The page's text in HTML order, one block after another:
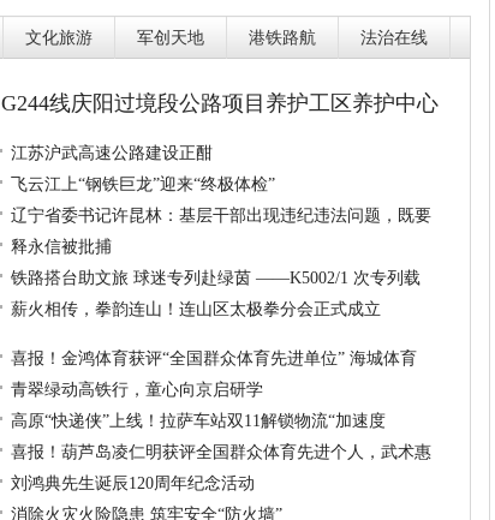
文化旅游 军创天地 港铁路航 法治在线
G244线庆阳过境段公路项目养护工区养护中心
江苏沪武高速公路建设正酣
飞云江上“钢铁巨龙”迎来“终极体检”
辽宁省委书记许昆林：基层干部出现违纪违法问题，既要
释永信被批捕
铁路搭台助文旅 球迷专列赴绿茵 ——K5002/1 次专列载
薪火相传，拳韵连山！连山区太极拳分会正式成立
喜报！金鸿体育获评“全国群众体育先进单位” 海城体育
青翠绿动高铁行，童心向京启研学
高原“快递侠”上线！拉萨车站双11解锁物流“加速度
喜报！葫芦岛凌仁明获评全国群众体育先进个人，武术惠
刘鸿典先生诞辰120周年纪念活动
消除火灾火险隐患 筑牢安全“防火墙”